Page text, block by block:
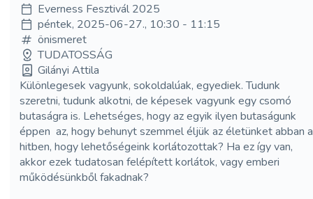
Everness Fesztivál 2025
péntek, 2025-06-27., 10:30 - 11:15
önismeret
TUDATOSSÁG
Gilányi Attila
Különlegesek vagyunk, sokoldalúak, egyediek. Tudunk
szeretni, tudunk alkotni, de képesek vagyunk egy csomó
butaságra is. Lehetséges, hogy az egyik ilyen butaságunk
éppen az, hogy behunyt szemmel éljük az életünket abban a
hitben, hogy lehetőségeink korlátozottak? Ha ez így van,
akkor ezek tudatosan felépített korlátok, vagy emberi
működésünkből fakadnak?